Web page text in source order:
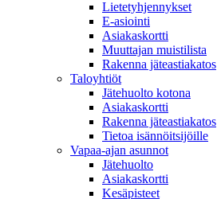
Lietetyhjennykset
E-asiointi
Asiakaskortti
Muuttajan muistilista
Rakenna jäteastiakatos
Taloyhtiöt
Jätehuolto kotona
Asiakaskortti
Rakenna jäteastiakatos
Tietoa isännöitsijöille
Vapaa-ajan asunnot
Jätehuolto
Asiakaskortti
Kesäpisteet